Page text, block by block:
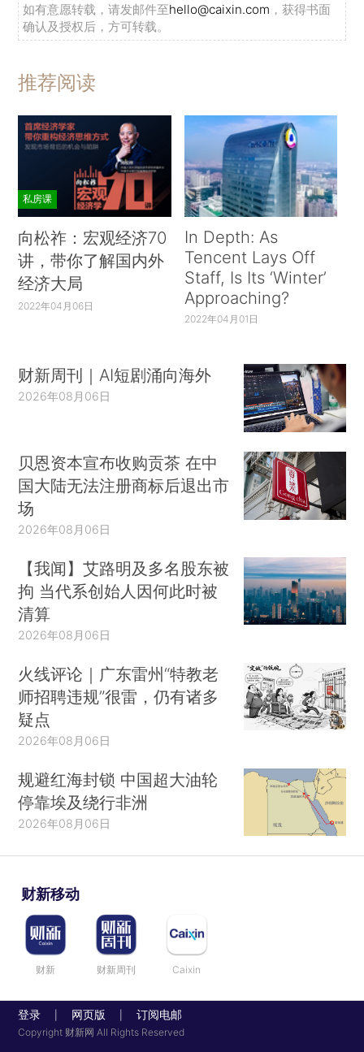
如有意愿转载，请发邮件至hello@caixin.com ，获得书面
确认及授权后，方可转载。
推荐阅读
私房课
向松祚：宏观经济70
讲，带你了解国内外
经济大局
2022年04月06日
In Depth: As
Tencent Lays Off
Staff, Is Its ‘Winter’
Approaching?
2022年04月01日
财新周刊｜AI短剧涌向海外
2026年08月06日
贝恩资本宣布收购贡茶 在中
国大陆无法注册商标后退出市
场
2026年08月06日
【我闻】艾路明及多名股东被
拘 当代系创始人因何此时被
清算
2026年08月06日
火线评论｜广东雷州“特教老
师招聘违规”很雷，仍有诸多
疑点
2026年08月06日
规避红海封锁 中国超大油轮
停靠埃及绕行非洲
2026年08月06日
财新移动
财新 财新周刊 Caixin
登录 网页版 订阅电邮
Copyright 财新网 All Rights Reserved